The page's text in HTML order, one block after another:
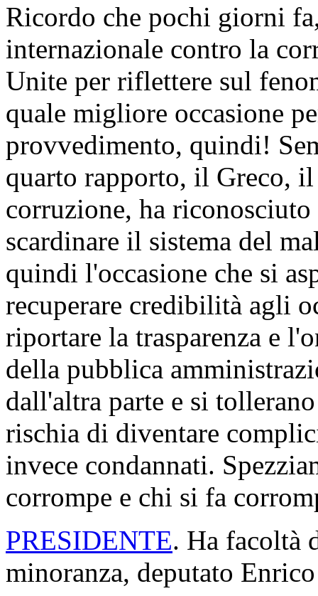
Ricordo che pochi giorni
internazionale contro la
Unite per riflettere sul
quale migliore occasione
provvedimento, quindi!
quarto rapporto, il Greco,
corruzione, ha
scardinare il sistema del
quindi l'occasione che si
recuperare credibilità agli
riportare la trasparenza e
della pubblica
dall'altra parte e si
rischia di diventare
invece condannati.
corrompe e chi si fa
PRESIDENTE. Ha facoltà
minoranza, deputato